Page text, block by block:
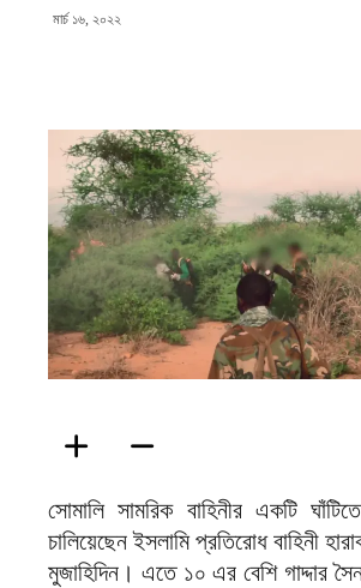
মার্চ ১৬, ২০২২
সোমালি সামরিক বাহিনীর একটি
চালিয়েছেন ইসলামি প্রতিরোধ বাহিনী
মুজাহিদিন। এতে ১০ এর বেশি গাদ্দার